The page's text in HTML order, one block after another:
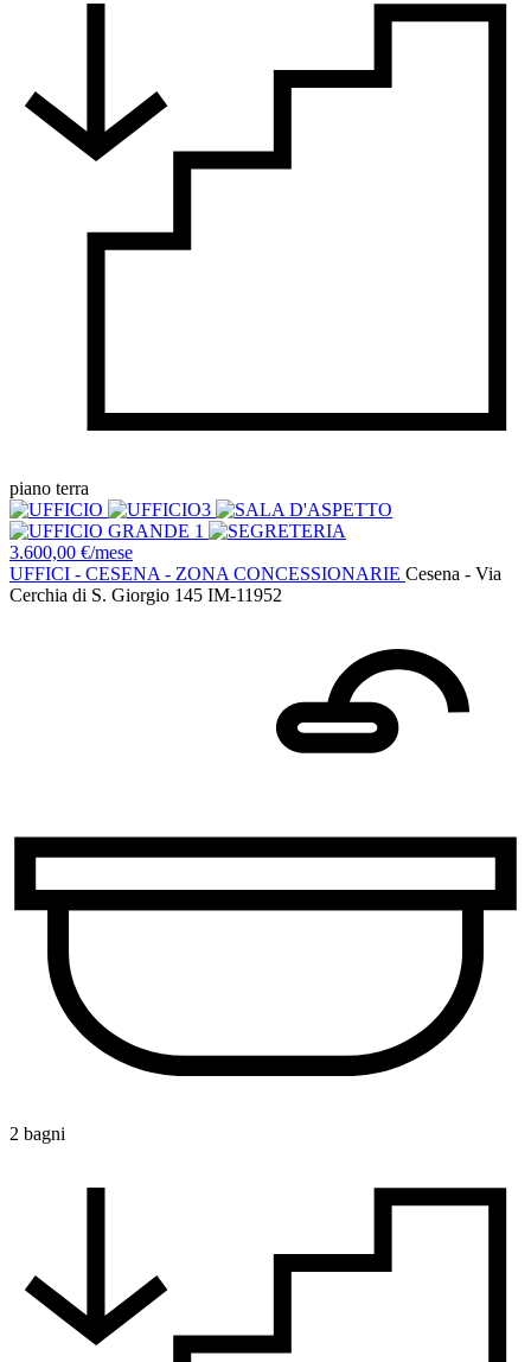
piano terra
3.600,00 €/mese
UFFICI - CESENA - ZONA CONCESSIONARIE Cesena - Via
Cerchia di S. Giorgio 145 IM-11952
2 bagni